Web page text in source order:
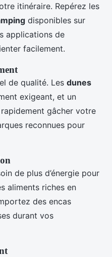
itinéraire. Repérez les
disponibles sur
applications de
facilement.
de qualité. Les dunes
exigeant, et un
gâcher votre
reconnues pour
de plus d’énergie pour
aliments riches en
des encas
durant vos